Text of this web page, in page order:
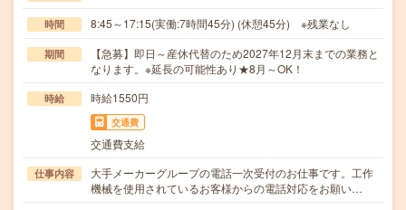
時間 8:45～17:15(実働:7時間45分) (休憩45分) ※残業なし
期間
【急募】即日～産休代替のため2027年12月末までの業務と
なります。※延長の可能性あり★8月～OK！
時給 時給1550円
交通費
交通費支給
仕事内容
大手メーカーグループの電話一次受付のお仕事です。工作
機械を使用されているお客様からの電話対応をお願い…